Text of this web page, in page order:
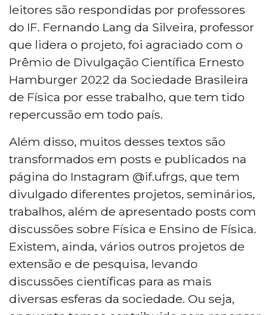
leitores são respondidas por professores
do IF. Fernando Lang da Silveira, professor
que lidera o projeto, foi agraciado com o
Prêmio de Divulgação Científica Ernesto
Hamburger 2022 da Sociedade Brasileira
de Física por esse trabalho, que tem tido
repercussão em todo país.
Além disso, muitos desses textos são
transformados em posts e publicados na
página do Instagram @if.ufrgs, que tem
divulgado diferentes projetos, seminários,
trabalhos, além de apresentado posts com
discussões sobre Física e Ensino de Física.
Existem, ainda, vários outros projetos de
extensão e de pesquisa, levando
discussões científicas para as mais
diversas esferas da sociedade. Ou seja,